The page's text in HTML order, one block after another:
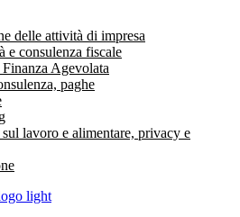
delle attività di impresa
e consulenza fiscale
Agevolata
paghe
lavoro e alimentare, privacy e